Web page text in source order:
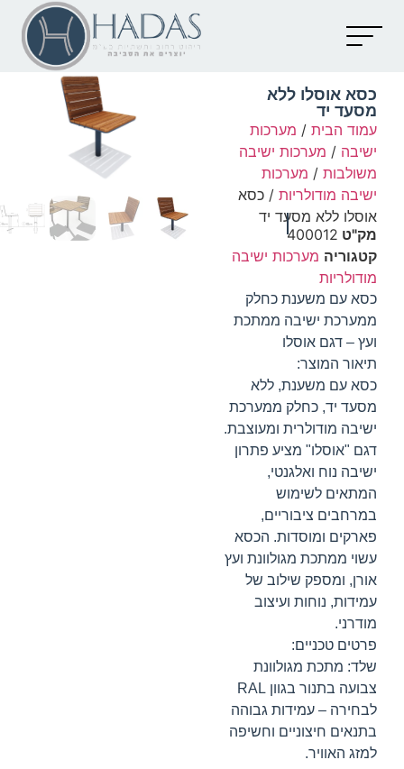
כסא אוסלו ללא
מסעד יד
עמוד הבית / מערכות
ישיבה / מערכות ישיבה
משולבות / מערכות
ישיבה מודולריות / כסא
אוסלו ללא מסעד יד
מק"ט 400012
קטגוריה מערכות ישיבה
מודולריות
כסא עם משענת כחלק
ממערכת ישיבה ממתכת
ועץ – דגם אוסלו
תיאור המוצר:
כסא עם משענת, ללא
מסעד יד, כחלק ממערכת
ישיבה מודולרית ומעוצבת.
דגם "אוסלו" מציע פתרון
ישיבה נוח ואלגנטי,
המתאים לשימוש
במרחבים ציבוריים,
פארקים ומוסדות. הכסא
עשוי ממתכת מגולוונת ועץ
אורן, ומספק שילוב של
עמידות, נוחות ועיצוב
מודרני.
פרטים טכניים:
שלד: מתכת מגולוונת
צבועה בתנור בגוון RAL
לבחירה – עמידות גבוהה
בתנאים חיצוניים וחשיפה
למזג האוויר.